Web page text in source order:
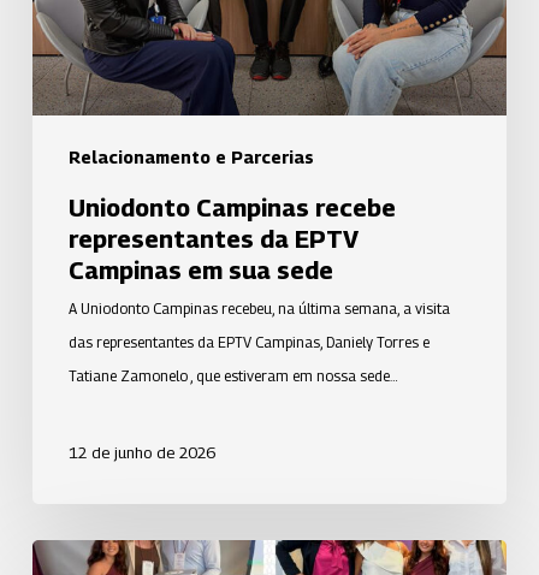
Relacionamento e Parcerias
Campinas
em
sua
sede
Uniodonto Campinas recebe
representantes da EPTV
Campinas em sua sede
A Uniodonto Campinas recebeu, na última semana, a visita
das representantes da EPTV Campinas, Daniely Torres e
Tatiane Zamonelo , que estiveram em nossa sede…
12 de junho de 2026
Uniodonto